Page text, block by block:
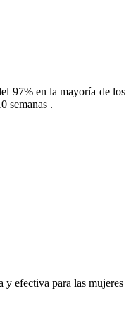
97% en la mayoría de los
semanas .
y efectiva para las mujeres